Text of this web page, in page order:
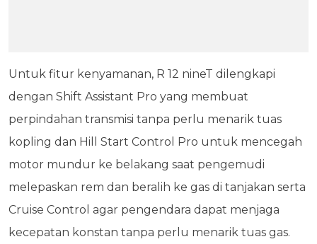
Untuk fitur kenyamanan, R 12 nineT dilengkapi
dengan Shift Assistant Pro yang membuat
perpindahan transmisi tanpa perlu menarik tuas
kopling dan Hill Start Control Pro untuk mencegah
motor mundur ke belakang saat pengemudi
melepaskan rem dan beralih ke gas di tanjakan serta
Cruise Control agar pengendara dapat menjaga
kecepatan konstan tanpa perlu menarik tuas gas.